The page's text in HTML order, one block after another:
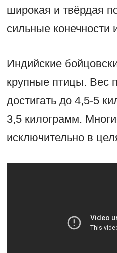
широкая и твёрдая
сильные конечности
Индийские
крупные птицы. Вес
достигать до 4,5-5
3,5 килограмм.
исключительно в